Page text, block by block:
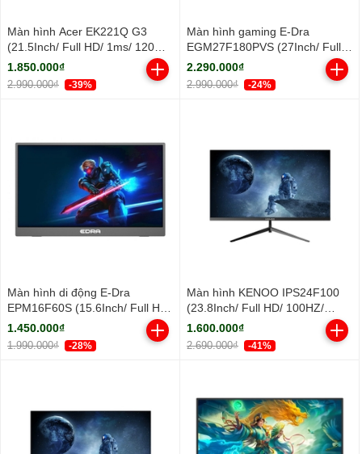
Màn hình Acer EK221Q G3
(21.5Inch/ Full HD/ 1ms/ 120Hz/
250cd/m2/ IPS)
1.850.000₫
2.990.000₫ -39%
Màn hình gaming E-Dra
EGM27F180PVS (27Inch/ Full
HD/ 1ms/ 180Hz/ 250cd/m2/
IPS)
2.290.000₫
2.990.000₫ -24%
Màn hình di động E-Dra
EPM16F60S (15.6Inch/ Full HD/
5ms/ IPS)
1.450.000₫
1.990.000₫ -28%
Màn hình KENOO IPS24F100
(23.8Inch/ Full HD/ 100HZ/
250cd/m2/ IPS)
1.600.000₫
2.690.000₫ -41%